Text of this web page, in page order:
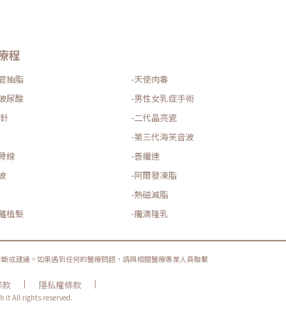
程
抽脂
-天使肉毒
尿酸
-男性女乳症手術
-二代晶亮瓷
-第三代海芙音波
線
-善纖達
-阿爾發凍脂
-熱磁減脂
植髮
-魔滴隆乳
或建議。如果遇到任何的醫療問題，請與相關醫療專業人員聯繫
款 | 隱私權條款
|
it All rights reserved.